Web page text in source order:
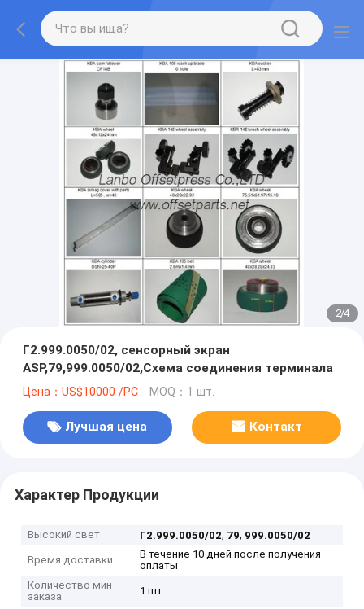
2/4
Г2.999.0050/02, сенсорный экран
ASP,79,999.0050/02,Схема соединения терминала
Цена：US$10000 /PC MOQ：1 шт.
Лучшая цена Контакт
Характер Продукции
Высокий свет Г2.999.0050/02, 79, 999.0050/02
Время доставки
В течение 10 дней после получения
оплаты
Количество мин
заказа
1 шт.